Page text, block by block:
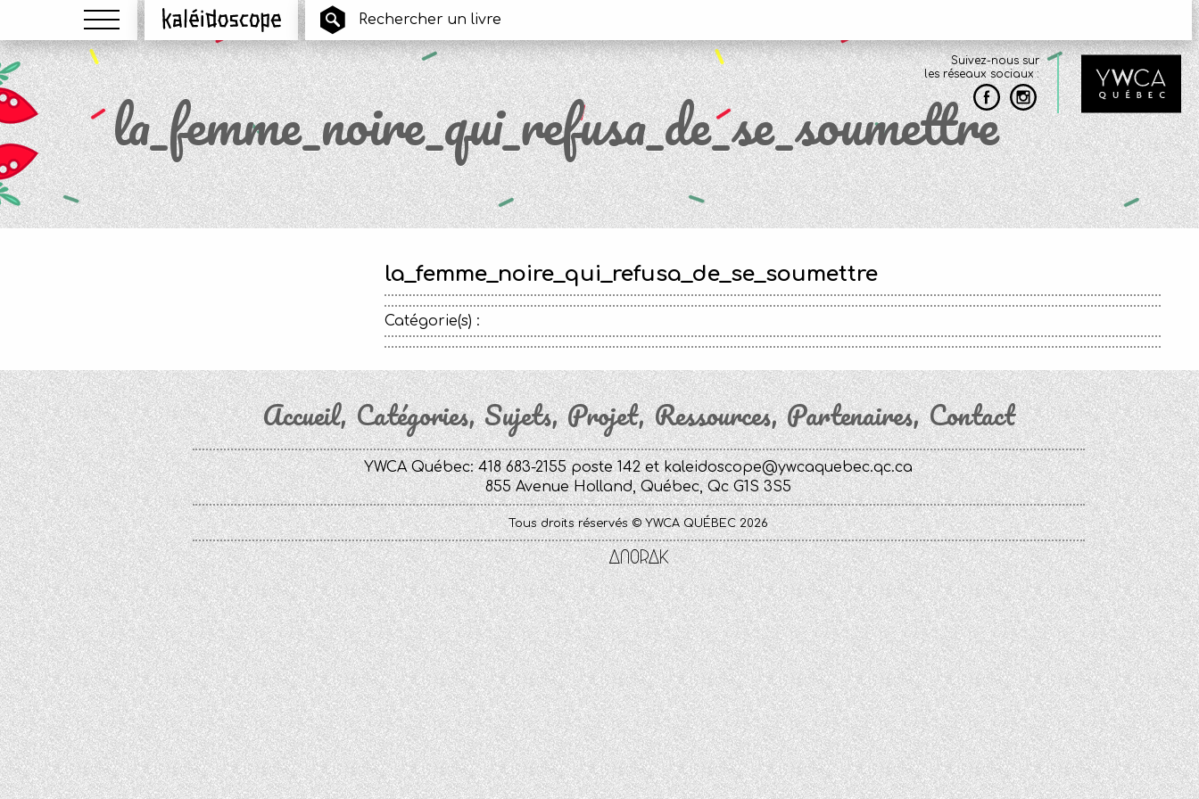
Menu Kaléidoscope
Suivez-nous sur
les réseaux sociaux :
la_femme_noire_qui_refusa_de_se_soumettre
la_femme_noire_qui_refusa_de_se_soumettre
Catégorie(s) :
Accueil Catégories Sujets Projet Ressources Partenaires Contact
YWCA Québec: 418 683-2155 poste 142 etkaleidoscope@ywcaquebec.qc.ca
855 Avenue Holland, Québec, Qc G1S 3S5
Tous droits réservés © YWCA QUÉBEC 2026
Anorak
Studio